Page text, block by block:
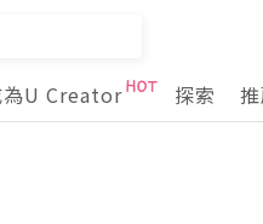
為U Creator 探索